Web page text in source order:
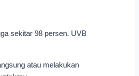
sekitar 98 persen. UVB
atau melakukan